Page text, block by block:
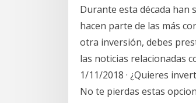
Durante esta década han
hacen parte de las más
otra inversión, debes
las noticias relacionadas
1/11/2018 · ¿Quieres
No te pierdas estas